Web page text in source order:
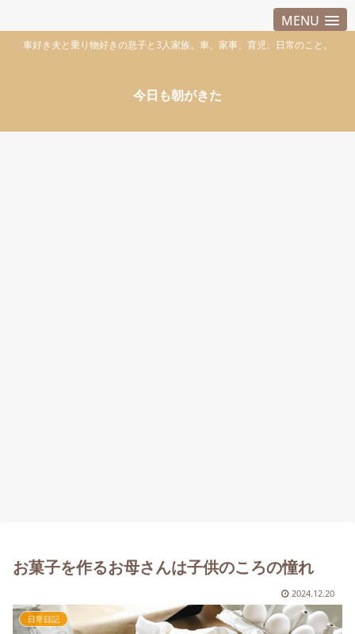
MENU
車好き夫と乗り物好きの息子と3人家族。車、家事、育児、日常のこと。
今日も朝がきた
お菓子を作るお母さんは子供のころの憧れ
2024.12.20
日常日記